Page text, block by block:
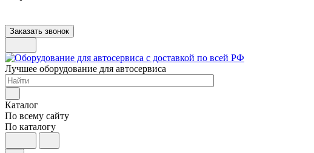
Заказать звонок
Лучшее оборудование для автосервиса
Каталог
По всему сайту
По каталогу